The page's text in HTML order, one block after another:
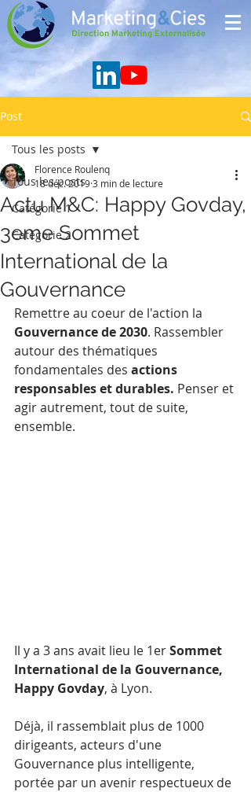
Post
Tous les posts
Catégorie 1
Catégorie 2
Tous les posts
Actu M&C: Happy Govday,
3eme Sommet
International de la
Gouvernance
Florence Roulenq
18 déc. 20193 min de lecture
Remettre au coeur de l'action la
Gouvernance de 2030. Rassembler
autour des thématiques
fondamentales des actions
responsables et durables. Penser et
agir autrement, tout de suite,
ensemble.
Il y a 3 ans avait lieu le 1er Sommet
International de la Gouvernance,
Happy Govday, à Lyon.
Déjà, il rassemblait plus de 1000
dirigeants, acteurs d'une
Gouvernance plus intelligente,
portée par un avenir respectueux de